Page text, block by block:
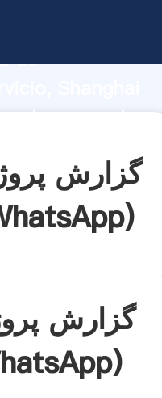
de
)
گزارش
)